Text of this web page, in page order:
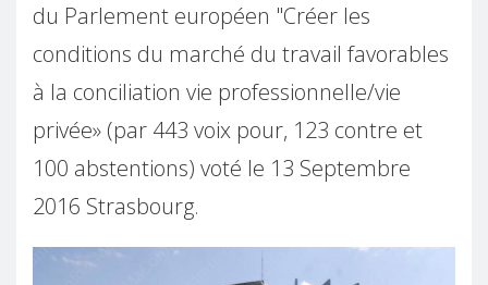
du Parlement européen "Créer les
conditions du marché du travail favorables
à la conciliation vie professionnelle/vie
privée» (par 443 voix pour, 123 contre et
100 abstentions) voté le 13 Septembre
2016 Strasbourg.